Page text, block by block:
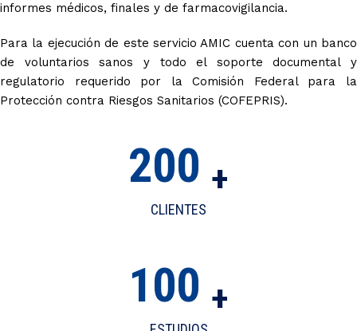
informes médicos, finales y de farmacovigilancia.
Para la ejecución de este servicio AMIC cuenta con un banco
de voluntarios sanos y todo el soporte documental y
regulatorio requerido por la Comisión Federal para la
Protección contra Riesgos Sanitarios (COFEPRIS).
200 +
CLIENTES
100 +